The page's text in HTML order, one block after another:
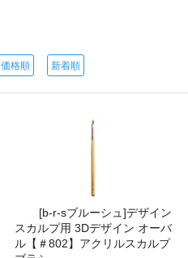
価格順 新着順
[b-r-sブルーシュ]デザイン
スカルプ用 3Dデザイン オーバ
ル【＃802】アクリルスカルプ